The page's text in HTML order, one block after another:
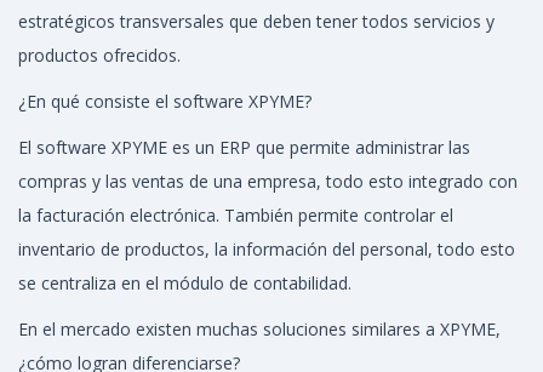
estratégicos transversales que deben tener todos servicios y
productos ofrecidos.
¿En qué consiste el software XPYME?
El software XPYME es un ERP que permite administrar las
compras y las ventas de una empresa, todo esto integrado con
la facturación electrónica. También permite controlar el
inventario de productos, la información del personal, todo esto
se centraliza en el módulo de contabilidad.
En el mercado existen muchas soluciones similares a XPYME,
¿cómo logran diferenciarse?